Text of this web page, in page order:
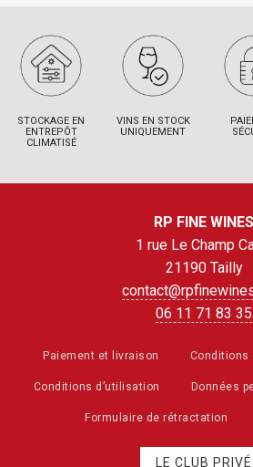
STOCKAGE EN
ENTREPÔT
CLIMATISÉ
VINS EN STOCK
UNIQUEMENT
RP FINE WINES
1 rue Le Champ
21190 Tailly
06 11 71 83 35
Paiement et livraison Conditions
Conditions d’utilisation Données
Formulaire de rétractation
LE CLUB PRIVÉ